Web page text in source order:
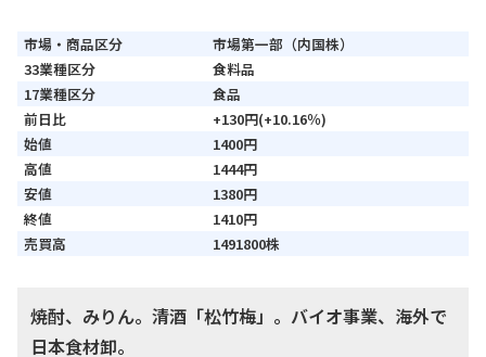
市場・商品区分
市場第一部（内国株）
33業種区分
食料品
17業種区分
食品
前日比
+130円(+10.16％)
始値
1400円
高値
1444円
安値
1380円
終値
1410円
売買高
1491800株
焼酎、みりん。清酒「松竹梅」。バイオ事業、海外で
日本食材卸。